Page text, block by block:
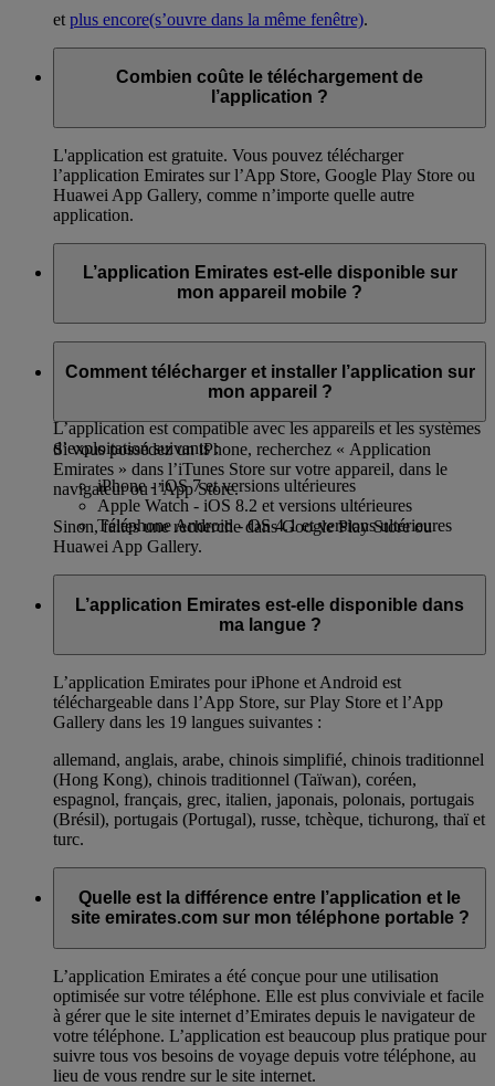
et plus encore(s’ouvre dans la même fenêtre).
Combien coûte le téléchargement de
l’application ?
L'application est gratuite. Vous pouvez télécharger
l’application Emirates sur l’App Store, Google Play Store ou
Huawei App Gallery, comme n’importe quelle autre
application.
L’application Emirates est-elle disponible sur
mon appareil mobile ?
iPhone ou Android, sur l’App Store, Google Play Store ou
L’application est compatible avec les appareils et les systèmes
d’exploitation suivants :
iPhone - iOS 7 et versions ultérieures
Apple Watch - iOS 8.2 et versions ultérieures
Téléphone Android - OS 4.1 et versions ultérieures
Comment télécharger et installer l’application sur
mon appareil ?
Si vous possédez un iPhone, recherchez « Application
Emirates » dans l’iTunes Store sur votre appareil, dans le
navigateur ou l’App Store.
Sinon, faites une recherche dans Google Play Store ou
Huawei App Gallery.
L’application Emirates est-elle disponible dans
ma langue ?
L’application Emirates pour iPhone et Android est
téléchargeable dans l’App Store, sur Play Store et l’App
Gallery dans les 19 langues suivantes :
allemand, anglais, arabe, chinois simplifié, chinois traditionnel
(Hong Kong), chinois traditionnel (Taïwan), coréen,
espagnol, français, grec, italien, japonais, polonais, portugais
(Brésil), portugais (Portugal), russe, tchèque, tichurong, thaï et
turc.
Quelle est la différence entre l’application et le
site emirates.com sur mon téléphone portable ?
L’application Emirates a été conçue pour une utilisation
optimisée sur votre téléphone. Elle est plus conviviale et facile
à gérer que le site internet d’Emirates depuis le navigateur de
votre téléphone. L’application est beaucoup plus pratique pour
suivre tous vos besoins de voyage depuis votre téléphone, au
lieu de vous rendre sur le site internet.